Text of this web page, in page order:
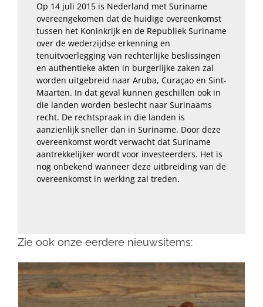
Op 14 juli 2015 is Nederland met Suriname
overeengekomen dat de huidige overeenkomst
tussen het Koninkrijk en de Republiek Suriname
over de wederzijdse erkenning en
tenuitvoerlegging van rechterlijke beslissingen
en authentieke akten in burgerlijke zaken zal
worden uitgebreid naar Aruba, Curaçao en Sint-
Maarten. In dat geval kunnen geschillen ook in
die landen worden beslecht naar Surinaams
recht. De rechtspraak in die landen is
aanzienlijk sneller dan in Suriname. Door deze
overeenkomst wordt verwacht dat Suriname
aantrekkelijker wordt voor investeerders. Het is
nog onbekend wanneer deze uitbreiding van de
overeenkomst in werking zal treden.
Zie ook onze eerdere nieuwsitems: